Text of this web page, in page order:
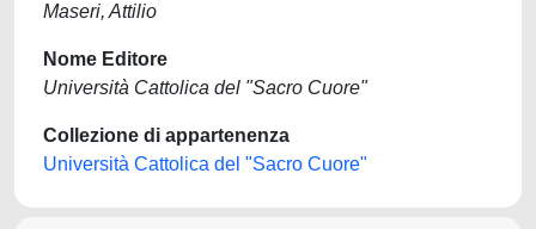
Maseri, Attilio
Nome Editore
Università Cattolica del "Sacro Cuore"
Collezione di appartenenza
Università Cattolica del "Sacro Cuore"